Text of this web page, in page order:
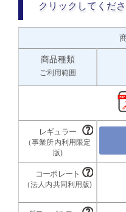
クリックしてくださ
商品種類
ご利用範囲